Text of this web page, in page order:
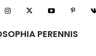
PERENNIS